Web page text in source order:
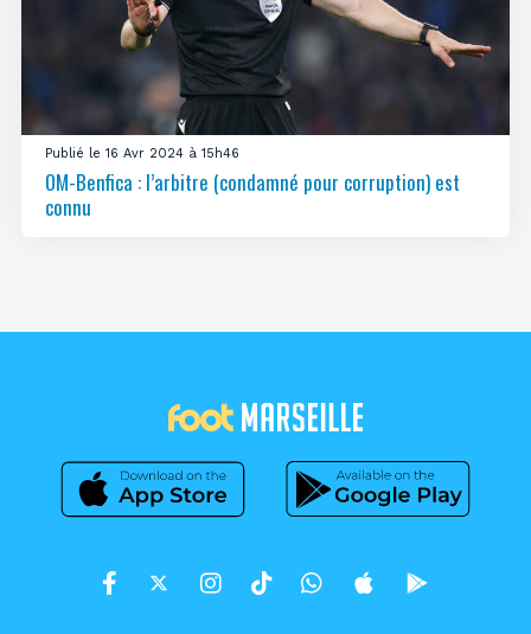
Publié le 16 Avr 2024 à 15h46
OM-Benfica : l’arbitre (condamné pour corruption) est
connu